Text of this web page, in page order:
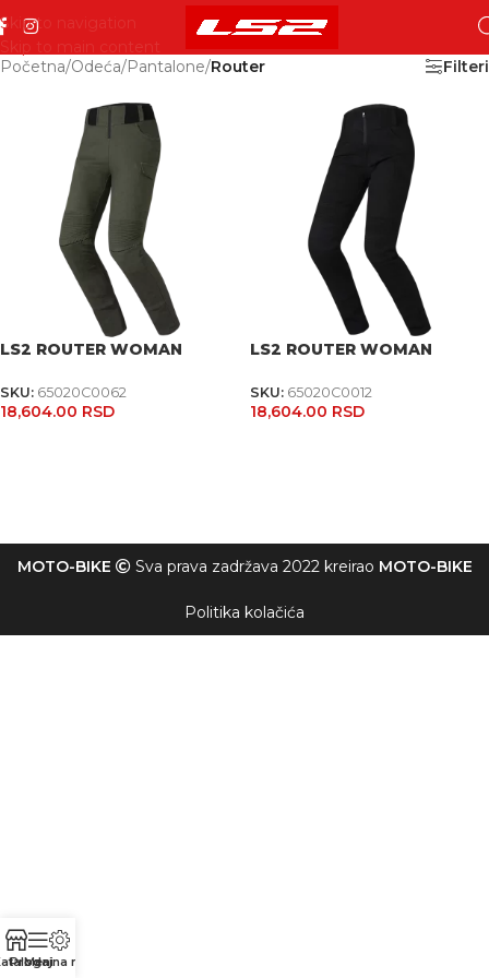
Skip to navigation
Skip to main content
Početna/Odeća/Pantalone/Router Filteri
LS2 ROUTER WOMAN
SKU: 65020C0062
18,604.00 RSD
LS2 ROUTER WOMAN
SKU: 65020C0012
18,604.00 RSD
MOTO-BIKE Sva prava zadržava 2022 kreirao MOTO-BIKE
Politika kolačića
Meni
Prodajna mesta